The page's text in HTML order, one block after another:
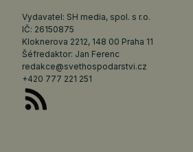
Vydavatel: SH media, spol. s r.o.
IČ: 26150875
Kloknerova 2212, 148 00 Praha 11
Šéfredaktor: Jan Ferenc
redakce@svethospodarstvi.cz
+420 777 221 251